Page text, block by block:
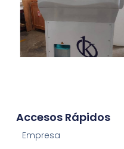
Accesos Rápidos
Empresa